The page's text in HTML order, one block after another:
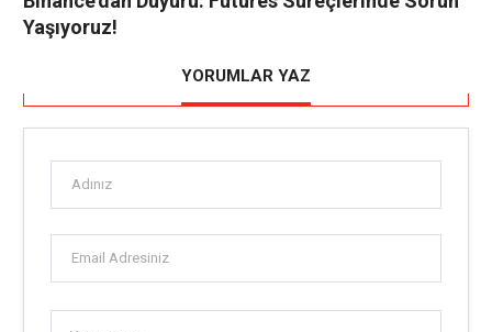
Yaşıyoruz!
YORUMLAR YAZ